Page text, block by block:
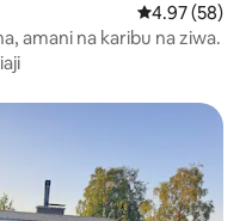
Ukadiriaji wa
4.97 (58)
amani na karibu na ziwa.